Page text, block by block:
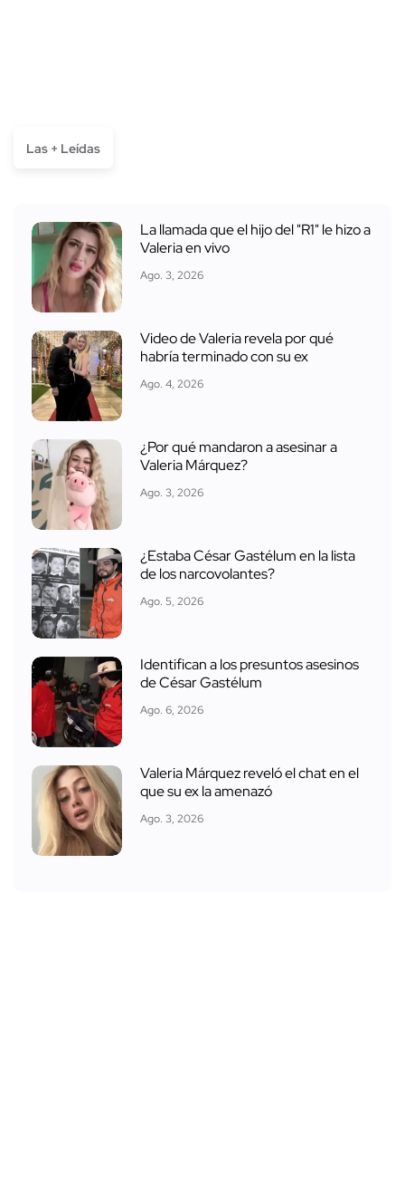
Las + Leídas
La llamada que el hijo del "R1" le hizo a
Valeria en vivo
Ago. 3, 2026
Video de Valeria revela por qué
habría terminado con su ex
Ago. 4, 2026
¿Por qué mandaron a asesinar a
Valeria Márquez?
Ago. 3, 2026
¿Estaba César Gastélum en la lista
de los narcovolantes?
Ago. 5, 2026
Identifican a los presuntos asesinos
de César Gastélum
Ago. 6, 2026
Valeria Márquez reveló el chat en el
que su ex la amenazó
Ago. 3, 2026